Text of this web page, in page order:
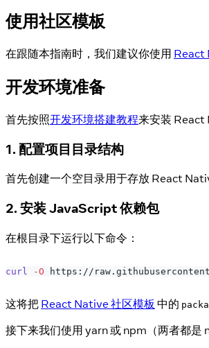
使用社区模板
在跟随本指南时，我们建议你使用 React
开发环境准备
首先按照开发环境搭建教程来安装 React
1. 配置项目目录结构
首先创建一个空目录用于存放 React
2. 安装 JavaScript 依赖包
在根目录下运行以下命令：
curl -O https://
这将把 React Native 社区模板 中的
接下来我们使用 yarn 或 npm（两者都